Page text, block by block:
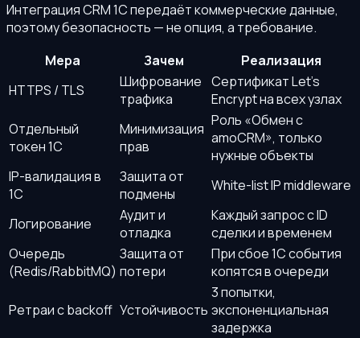
Интеграция CRM 1С передаёт коммерческие данные,
поэтому безопасность — не опция, а требование.
Мера
Зачем
Реализация
HTTPS / TLS
Шифрование
трафика
Сертификат Let's
Encrypt на всех узлах
Отдельный
токен 1С
Минимизация
прав
Роль «Обмен с
amoCRM», только
нужные объекты
IP-валидация в
1С
Защита от
подмены
White-list IP middleware
Логирование
Аудит и
отладка
Каждый запрос с ID
сделки и временем
Очередь
(Redis/RabbitMQ)
Защита от
потери
При сбое 1С события
копятся в очереди
Ретраи с backoff Устойчивость
3 попытки,
экспоненциальная
задержка